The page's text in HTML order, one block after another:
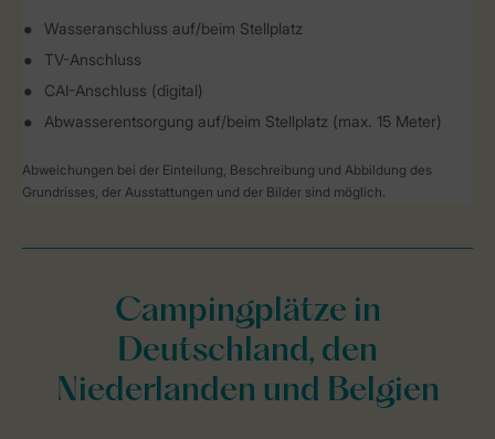
Wasseranschluss auf/beim Stellplatz
TV-Anschluss
CAI-Anschluss (digital)
Abwasserentsorgung auf/beim Stellplatz (max. 15 Meter)
Abweichungen bei der Einteilung, Beschreibung und Abbildung des
Grundrisses, der Ausstattungen und der Bilder sind möglich.
Campingplätze in
Deutschland, den
Niederlanden und Belgien